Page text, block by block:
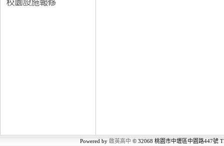
Powered by 啟英高中 © 32068 桃園市中壢區中園路447號